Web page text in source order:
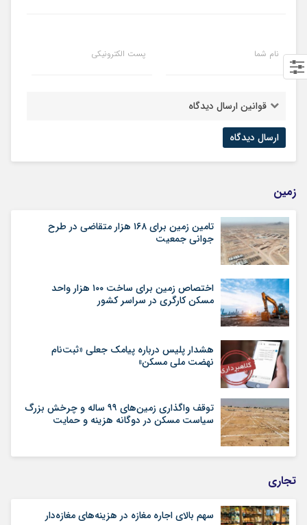
نام شما پست الکترونیکی
قوانین ارسال دیدگاه
زمین
تامین زمین برای ۱۶۸ هزار متقاضی در طرح
جوانی جمعیت
اختصاص زمین برای ساخت ۱۰۰ هزار واحد
مسکن کارگری در سراسر کشور
هشدار پلیس درباره پیامک جعلی «ثبت‌نام
نهضت ملی مسکن»
توقف واگذاری زمین‌های ۹۹ ساله و چرخش بزرگ
سیاست مسکن در دوگانه هزینه و حمایت
تجاری
سهم بالای اجاره‌‌ مغازه در هزینه‌‌های مغازه‌‌دار